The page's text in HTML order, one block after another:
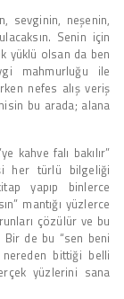
sevginin, neşenin,
Senin için
yüklü olsan da ben
mahmurluğu ile
nefes alış veriş
bu arada; alana
kahve falı bakılır”
her türlü bilgeliği
yapıp binlerce
mantığı yüzlerce
çözülür ve bu
Bir de bu “sen beni
bittiği belli
yüzlerini sana